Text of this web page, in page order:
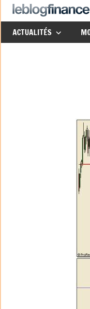
Aller
au
contenu
ACTUALITÉS